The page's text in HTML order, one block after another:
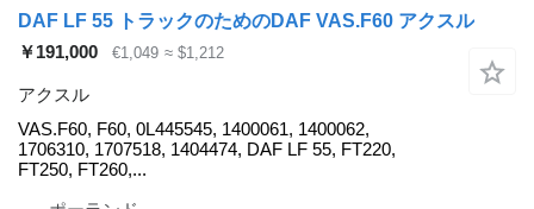
DAF LF 55 トラックのためのDAF VAS.F60 アクスル
￥191,000
€1,049 ≈ $1,212
アクスル
VAS.F60, F60, 0L445545, 1400061, 1400062,
1706310, 1707518, 1404474, DAF LF 55, FT220,
FT250, FT260,...